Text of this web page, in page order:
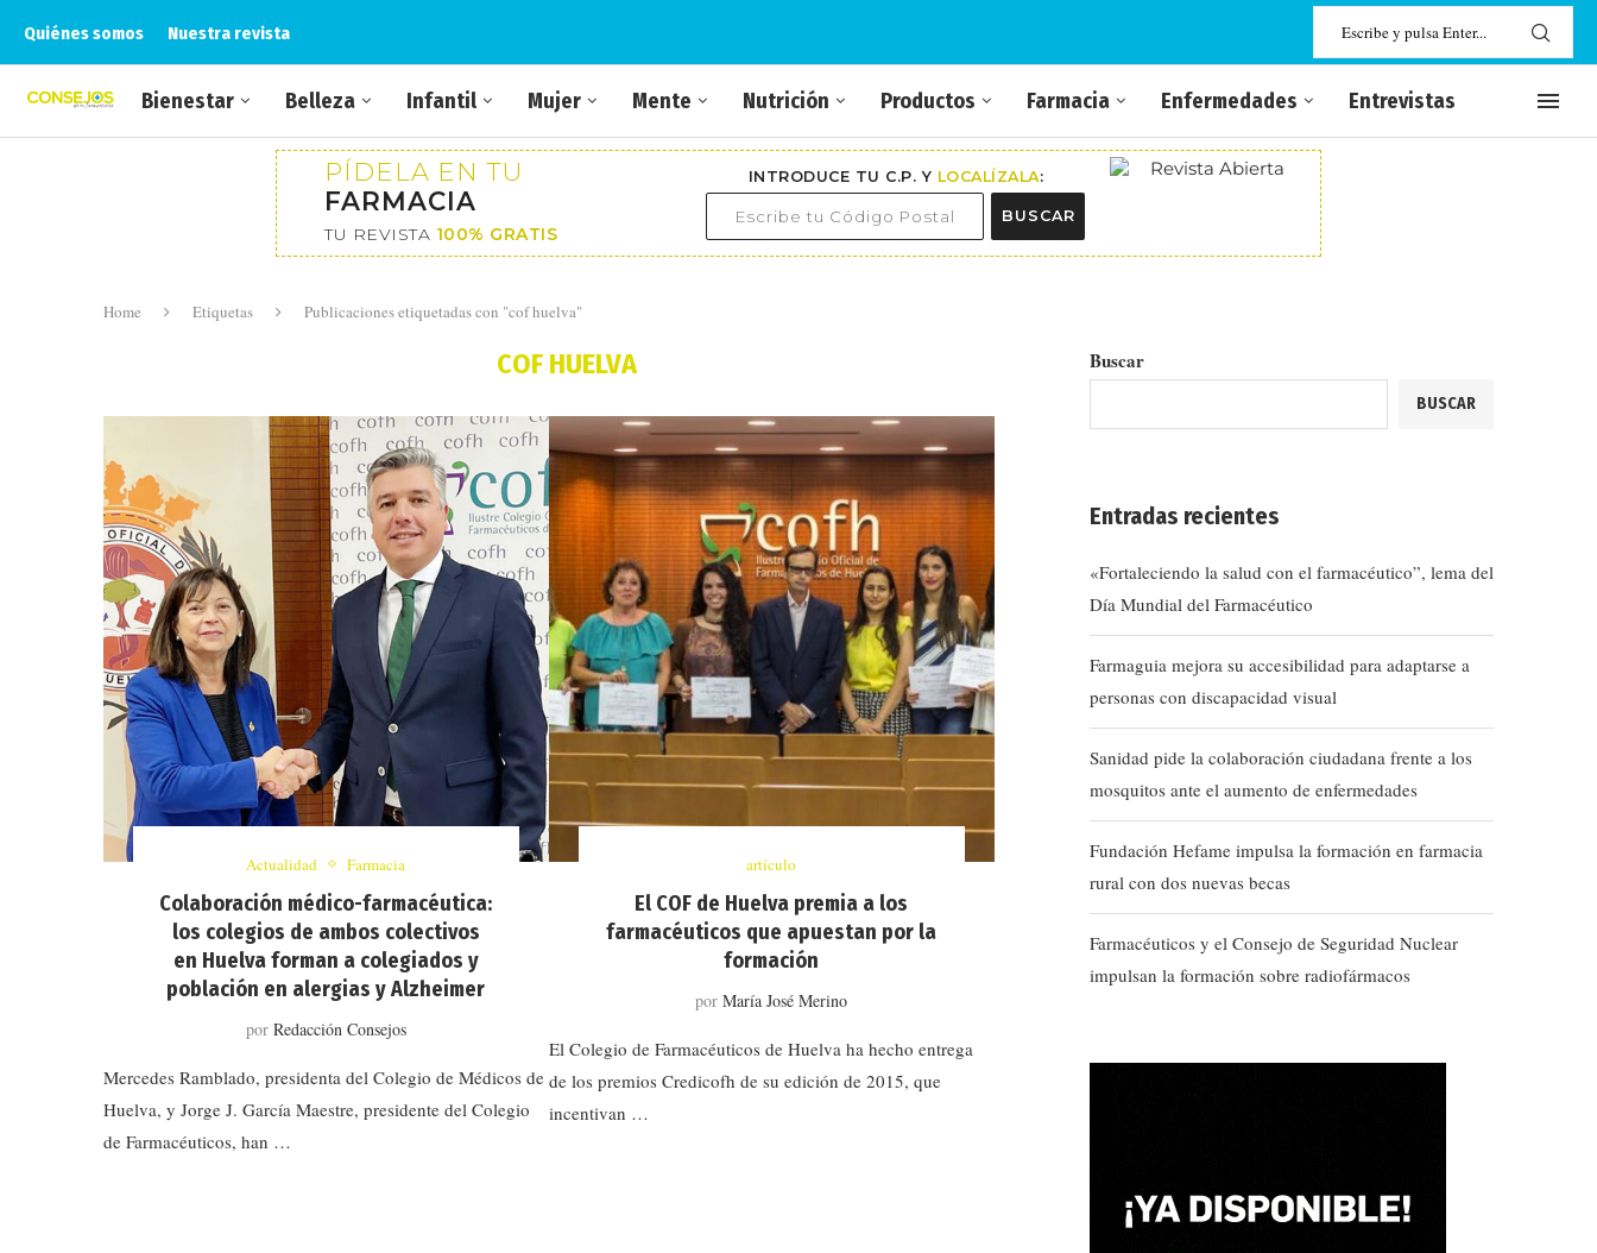
Quiénes somos Nuestra revista
Bienestar Belleza Infantil Mujer Mente Nutrición Productos Farmacia Enfermedades Entrevistas
PÍDELA EN TU
FARMACIA
TU REVISTA 100% GRATIS
INTRODUCE TU C.P. Y LOCALÍZALA:
BUSCAR
Home Etiquetas Publicaciones etiquetadas con "cof huelva"
COF HUELVA
Actualidad Farmacia
Colaboración médico-farmacéutica:
los colegios de ambos colectivos
en Huelva forman a colegiados y
población en alergias y Alzheimer
por Redacción Consejos
Mercedes Ramblado, presidenta del Colegio de Médicos de
Huelva, y Jorge J. García Maestre, presidente del Colegio
de Farmacéuticos, han …
artículo
El COF de Huelva premia a los
farmacéuticos que apuestan por la
formación
porMaría José Merino
El Colegio de Farmacéuticos de Huelva ha hecho entrega
de los premios Credicofh de su edición de 2015, que
incentivan …
Buscar
BUSCAR
Entradas recientes
«Fortaleciendo la salud con el farmacéutico”, lema del
Día Mundial del Farmacéutico
Farmaguia mejora su accesibilidad para adaptarse a
personas con discapacidad visual
Sanidad pide la colaboración ciudadana frente a los
mosquitos ante el aumento de enfermedades
Fundación Hefame impulsa la formación en farmacia
rural con dos nuevas becas
Farmacéuticos y el Consejo de Seguridad Nuclear
impulsan la formación sobre radiofármacos